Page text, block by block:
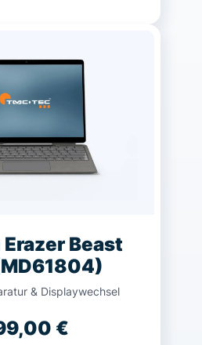
Beast
& Displaywechsel
€